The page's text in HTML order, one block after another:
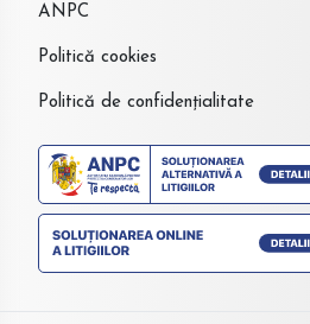
ANPC
Politică cookies
Politică de confidențialitate